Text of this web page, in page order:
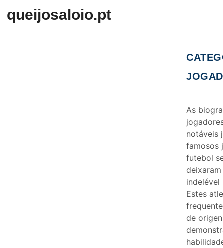
queijosaloio.pt
As
notáveis
famosos
futebol
indelével
Estes
de